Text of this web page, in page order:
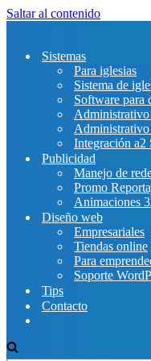
Saltar al contenido
Sistemas
Para iglesias
Sistema de
Software para
Integración a2
Publicidad
Manejo de
Promo
Animaciones
Diseño web
Empresariales
Tiendas online
Para
Soporte
Tips
Contacto